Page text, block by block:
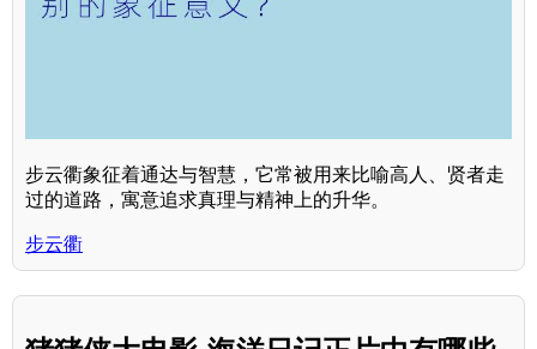
步云衢象征着通达与智慧，它常被用来比喻高人、贤者走
过的道路，寓意追求真理与精神上的升华。
步云衢